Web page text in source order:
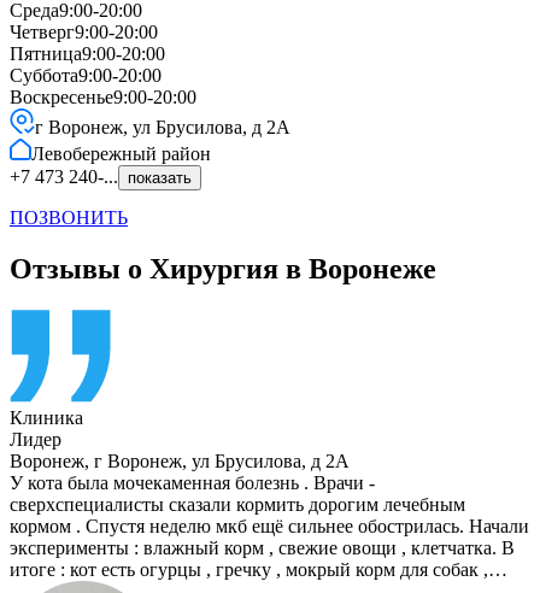
Среда9:00-20:00
Четверг9:00-20:00
Пятница9:00-20:00
Суббота9:00-20:00
Воскресенье9:00-20:00
г Воронеж, ул Брусилова, д 2А
Левобережный район
+7 473 240-...
показать
ПОЗВОНИТЬ
Отзывы о Хирургия в Воронеже
Клиника
Лидер
Воронеж, г Воронеж, ул Брусилова, д 2А
У кота была мочекаменная болезнь . Врачи -
сверхспециалисты сказали кормить дорогим лечебным
кормом . Спустя неделю мкб ещё сильнее обострилась. Начали
эксперименты : влажный корм , свежие овощи , клетчатка. В
итоге : кот есть огурцы , гречку , мокрый корм для собак ,…